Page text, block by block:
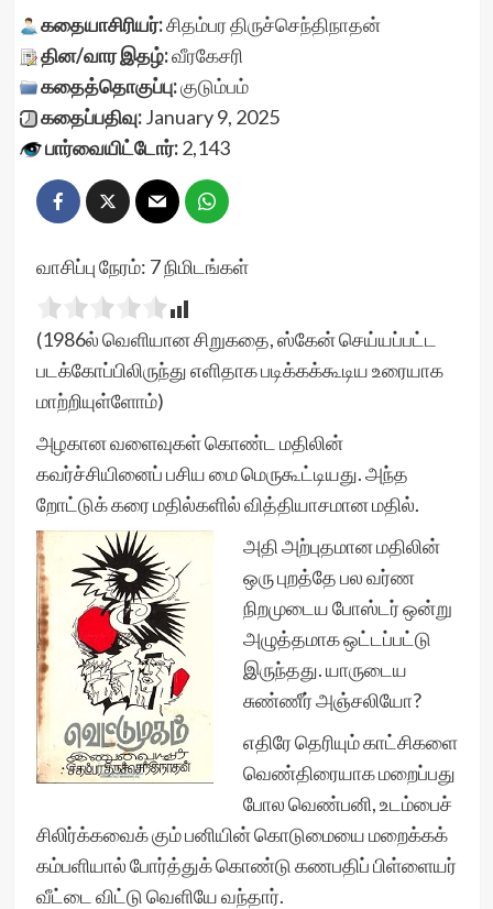
கதையாசிரியர்:சிதம்பர திருச்செந்திநாதன்
தின/வார இதழ்:வீரகேசரி
கதைத்தொகுப்பு:குடும்பம்
கதைப்பதிவு:January 9, 2025
பார்வையிட்டோர்:2,143
வாசிப்பு நேரம்: 7நிமிடங்கள்
(1986ல் வெளியான சிறுகதை, ஸ்கேன் செய்யப்பட்ட
படக்கோப்பிலிருந்து எளிதாக படிக்கக்கூடிய உரையாக
மாற்றியுள்ளோம்)
அழகான வளைவுகள் கொண்ட மதிலின்
கவர்ச்சியினைப் பசிய மை மெருகூட்டியது. அந்த
றோட்டுக் கரை மதில்களில் வித்தியாசமான மதில்.
அதி அற்புதமான மதிலின்
ஒரு புறத்தே பல வர்ண
நிறமுடைய போஸ்டர் ஒன்று
அழுத்தமாக ஒட்டப்பட்டு
இருந்தது. யாருடைய
சுண்ணீர் அஞ்சலியோ?
எதிரே தெரியும் காட்சிகளை
வெண்திரையாக மறைப்பது
போல வெண்பனி, உடம்பைச்
சிலிர்க்கவைக் கும் பனியின் கொடுமையை மறைக்கக்
கம்பளியால் போர்த்துக் கொண்டு கணபதிப் பிள்ளையர்
வீட்டை விட்டு வெளியே வந்தார்.